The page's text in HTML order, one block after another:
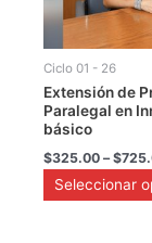
Ciclo 01 - 26
Extensión de
Paralegal en
básico
$325.00 – $
Seleccionar
se
pueden
elegir
en
la
de
producto